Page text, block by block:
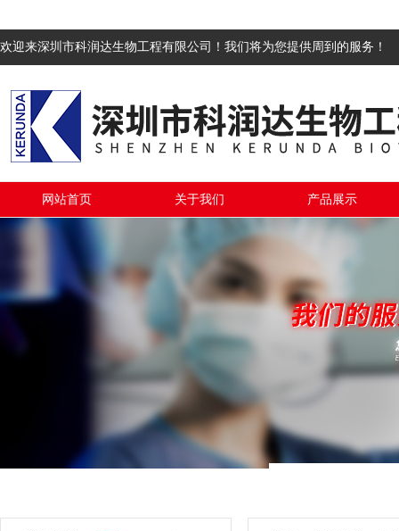
欢迎来深圳市科润达生物工程有限公司！我们将为您提供周到的服务！
网站首页 关于我们 产品展示